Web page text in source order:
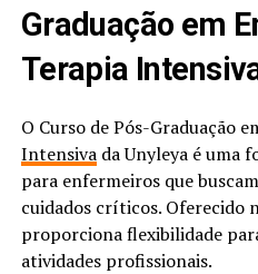
Graduação em
Terapia
O Curso de Pós-Graduação
Intensivada Unyleya é uma
para enfermeiros que
cuidados críticos. Oferecido
proporciona flexibilidade
atividades profissionais.